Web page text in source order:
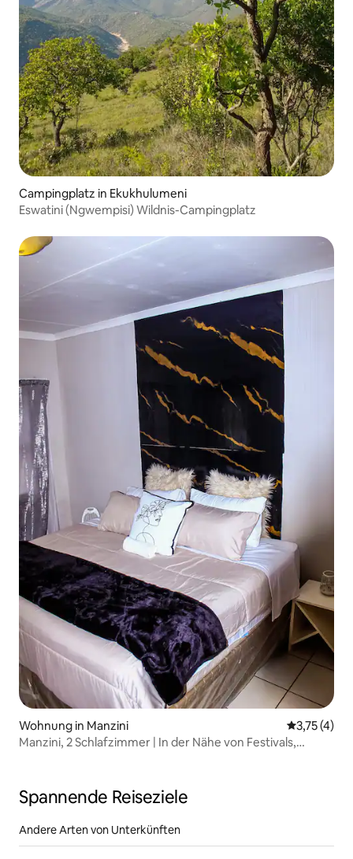
Campingplatz in Ekukhulumeni
Eswatini (Ngwempisi) Wildnis-Campingplatz
Wohnung in Manzini
3,75 (4)
Manzini, 2 Schlafzimmer | In der Nähe von Festivals,
Spannende Reiseziele
Andere Arten von Unterkünften